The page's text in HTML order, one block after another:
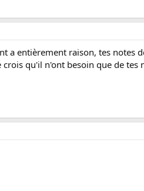
a entièrement raison, tes notes
qu'il n'ont besoin que de tes